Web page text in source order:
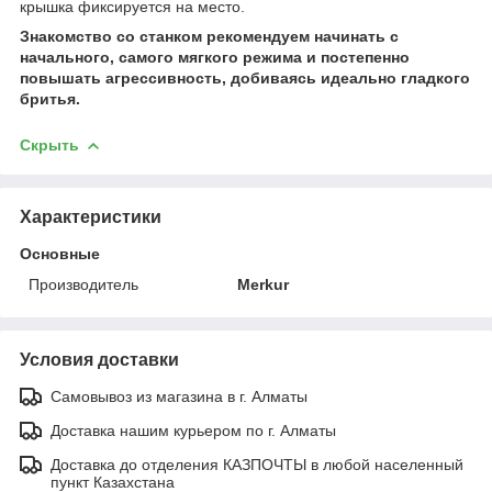
крышка фиксируется на место.
Знакомство со станком рекомендуем начинать с
начального, самого мягкого режима и постепенно
повышать агрессивность, добиваясь идеально гладкого
бритья.
Скрыть
Характеристики
Основные
Производитель
Merkur
Условия доставки
Самовывоз из магазина в г. Алматы
Доставка нашим курьером по г. Алматы
Доставка до отделения КАЗПОЧТЫ в любой населенный
пункт Казахстана